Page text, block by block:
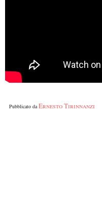
Pubblicato daErnesto Tirinnanzi